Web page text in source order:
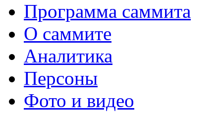
Программа саммита
О саммите
Аналитика
Персоны
Фото и видео